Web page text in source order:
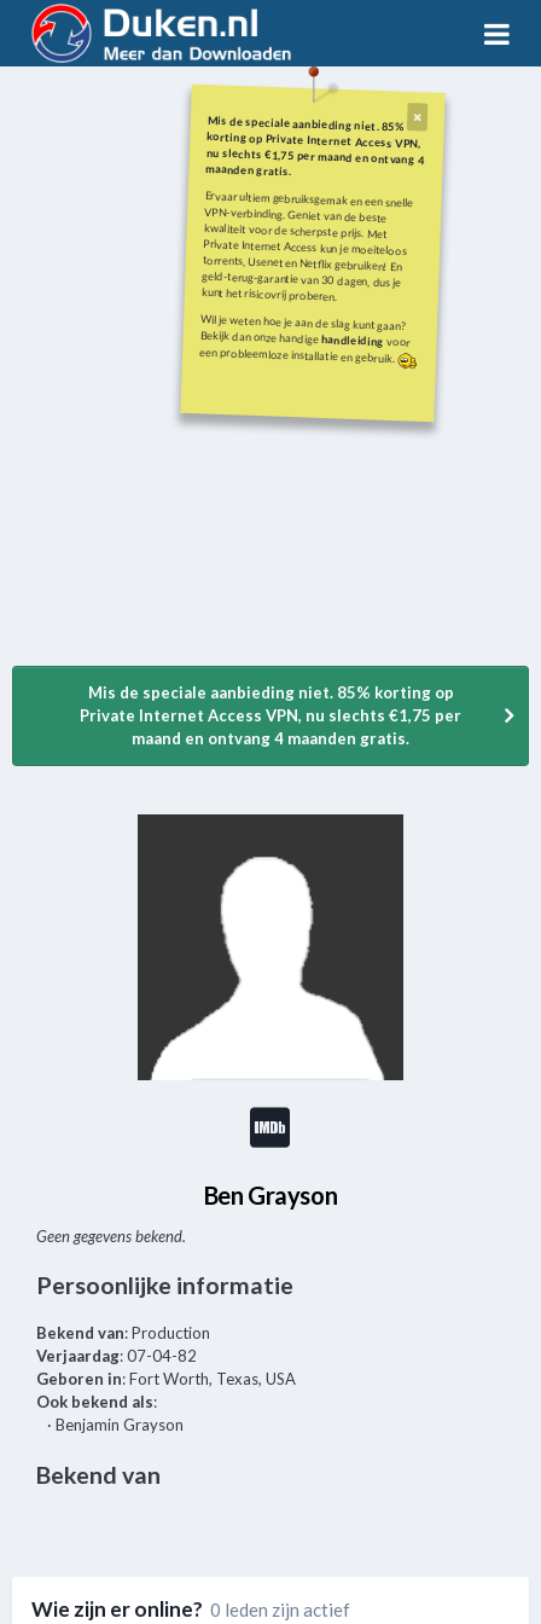
Mis de speciale aanbieding niet. 85%
korting op Private Internet Access VPN,
nu slechts €1,75 per maand en ontvang 4
maanden gratis.
Ervaar ultiem gebruiksgemak en een snelle
VPN-verbinding. Geniet van de beste
kwaliteit voor de scherpste prijs. Met
Private Internet Access kun je moeiteloos
torrents, Usenet en Netflix gebruiken! En
geld-terug-garantie van 30 dagen, dus je
kunt het risicovrij proberen.
Wil je weten hoe je aan de slag kunt gaan?
Bekijk dan onze handigehandleiding voor
een probleemloze installatie en gebruik.
Mis de speciale aanbieding niet. 85% korting op
Private Internet Access VPN, nu slechts €1,75 per
maand en ontvang 4 maanden gratis.
Ben Grayson
Geen gegevens bekend.
Persoonlijke informatie
Bekend van: Production
Verjaardag: 07-04-82
Geboren in: Fort Worth, Texas, USA
Ook bekend als:
· Benjamin Grayson
Bekend van
Wie zijn er online? 0 leden zijn actief